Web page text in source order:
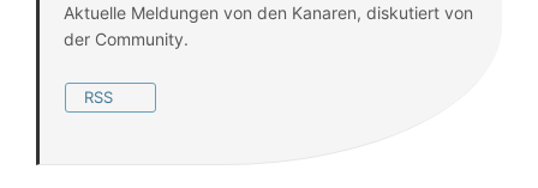
Aktuelle Meldungen von den Kanaren, diskutiert von
der Community.
RSS